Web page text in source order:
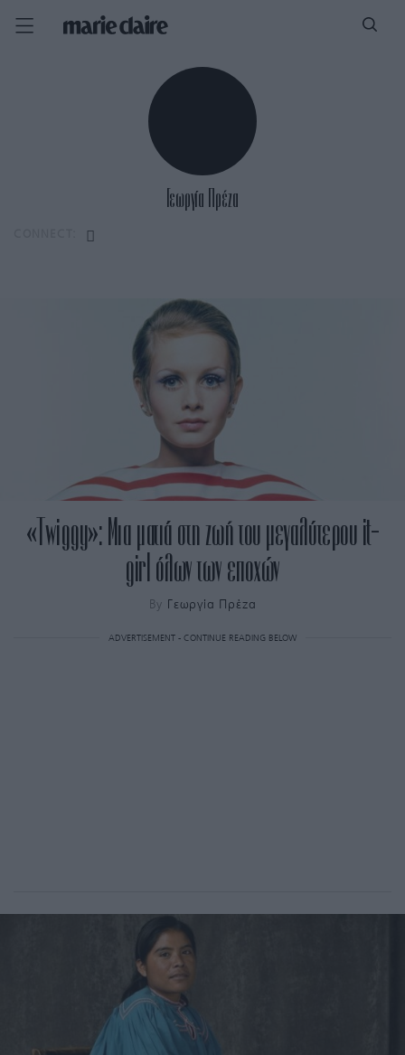
Γεωργία Πρέζα
«Twiggy»: Μια ματιά στη ζωή του μεγαλύτερου it-
girl όλων των εποχών
By Γεωργία Πρέζα
ADVERTISEMENT - CONTINUE READING BELOW